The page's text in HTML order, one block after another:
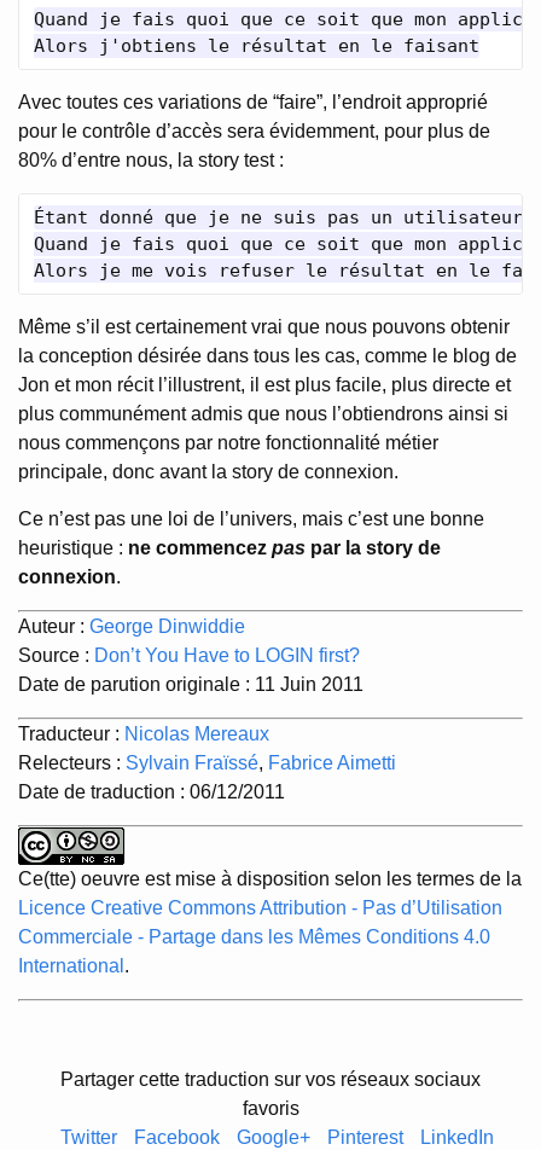
Quand je fais quoi que ce soit que mon
Avec toutes ces variations de “faire”, l’endroit approprié
pour le contrôle d’accès sera évidemment, pour plus de
80% d’entre nous, la story test :
Étant donné que je ne suis pas un utilisateur
Quand je fais quoi que ce soit que mon
Même s’il est certainement vrai que nous pouvons obtenir
la conception désirée dans tous les cas, comme le blog de
Jon et mon récit l’illustrent, il est plus facile, plus directe et
plus communément admis que nous l’obtiendrons ainsi si
nous commençons par notre fonctionnalité métier
principale, donc avant la story de connexion.
Ce n’est pas une loi de l’univers, mais c’est une bonne
heuristique : ne commencez pas par la story de
connexion.
Auteur : George Dinwiddie
Source : Don’t You Have to LOGIN first?
Date de parution originale : 11 Juin 2011
Traducteur : Nicolas Mereaux
Relecteurs : Sylvain Fraïssé, Fabrice Aimetti
Date de traduction : 06/12/2011
Ce(tte) oeuvre est mise à disposition selon les termes de la
Licence Creative Commons Attribution - Pas d’Utilisation
Commerciale - Partage dans les Mêmes Conditions 4.0
International .
Partager cette traduction sur vos réseaux sociaux
favoris
Twitter
Facebook Google+ Pinterest LinkedIn